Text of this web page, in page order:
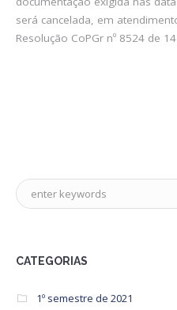
será cancelada, em
Resolução CoPGr nº 8524 de
CATEGORIAS
1º semestre de 2021